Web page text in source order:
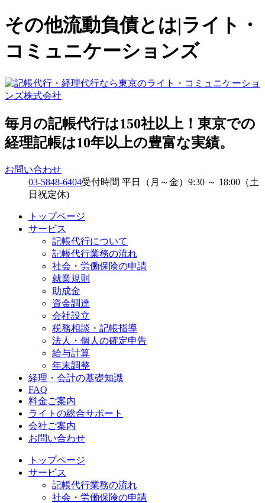
その他流動負債とは|ライト・
コミュニケーションズ
毎月の記帳代行は150社以上！東京での
経理記帳は10年以上の豊富な実績。
お問い合わせ
03-5848-6404受付時間 平日（月～金）9:30 ～ 18:00（土
日祝定休)
トップページ
サービス
記帳代行について
記帳代行業務の流れ
社会・労働保険の申請
就業規則
助成金
資金調達
会社設立
税務相談・記帳指導
法人・個人の確定申告
給与計算
年末調整
経理・会計の基礎知識
FAQ
料金ご案内
ライトの総合サポート
会社ご案内
お問い合わせ
トップページ
サービス
記帳代行業務の流れ
社会・労働保険の申請